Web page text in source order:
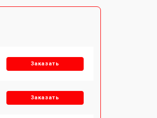
Заказать
Заказать